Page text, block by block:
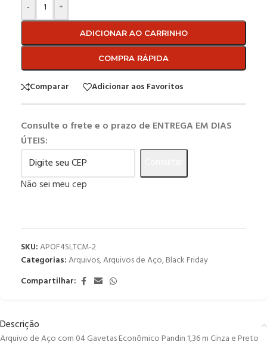
- +
ADICIONAR AO CARRINHO
COMPRA RÁPIDA
Comparar Adicionar aos Favoritos
Consulte o frete e o prazo de ENTREGA EM DIAS
ÚTEIS:
Não sei meu cep
SKU:APOF4SLTCM-2
Categorias:Arquivos,Arquivos de Aço,Black Friday
Compartilhar:
Descrição
Arquivo de Aço com 04 Gavetas Econômico Pandin 1,36 m Cinza e Preto